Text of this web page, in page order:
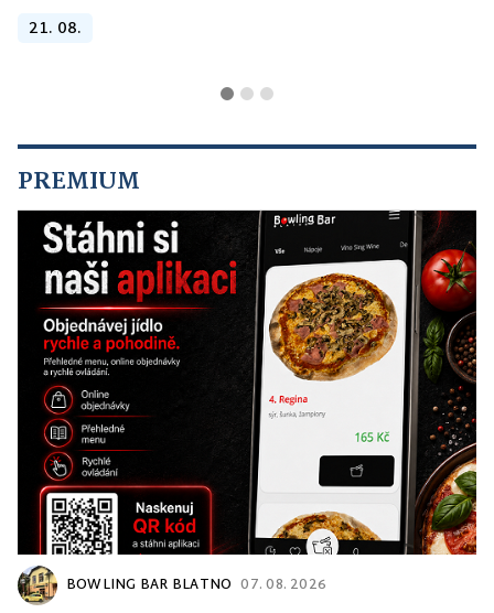
21. 08.
PREMIUM
BOWLING BAR BLATNO 07. 08. 2026